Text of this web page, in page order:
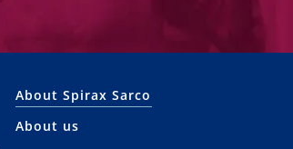
About Spirax Sarco
About us